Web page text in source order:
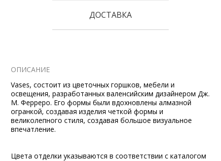
ДОСТАВКА
ОПИСАНИЕ
Vases, состоит из цветочных горшков, мебели и
освещения, разработанных валенсийским дизайнером Дж.
М. Ферреро. Его формы были вдохновлены алмазной
огранкой, создавая изделия четкой формы и
великолепного стиля, создавая большое визуальное
впечатление.
Цвета отделки указываются в соответствии с каталогом